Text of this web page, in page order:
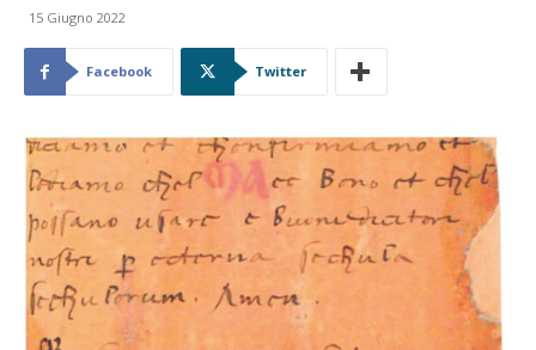
15 Giugno 2022
Facebook Twitter